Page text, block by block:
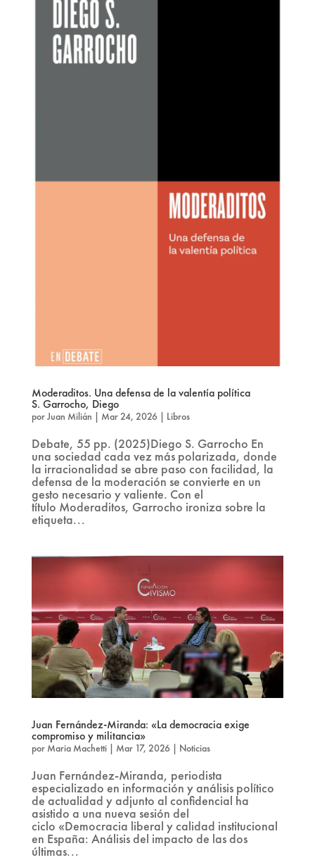
Moderaditos. Una defensa de la valentía política
S. Garrocho, Diego
porJuan Milián | Mar 24, 2026| Libros
Debate, 55 pp. (2025)Diego S. Garrocho En
una sociedad cada vez más polarizada, donde
la irracionalidad se abre paso con facilidad, la
defensa de la moderación se convierte en un
gesto necesario y valiente. Con el
título Moderaditos, Garrocho ironiza sobre la
etiqueta...
Juan Fernández-Miranda: «La democracia exige
compromiso y militancia»
por Maria Machetti| Mar 17, 2026| Noticias
Juan Fernández-Miranda, periodista
especializado en información y análisis político
de actualidad y adjunto al confidencial ha
asistido a una nueva sesión del
ciclo «Democracia liberal y calidad institucional
en España: Análisis del impacto de las dos
últimas...